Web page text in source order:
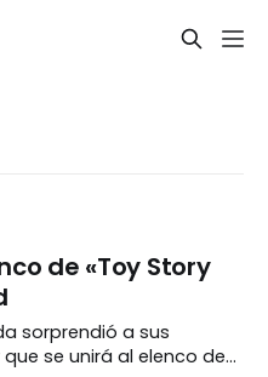
de «Toy Story
sorprendió a sus
se unirá al elenco de